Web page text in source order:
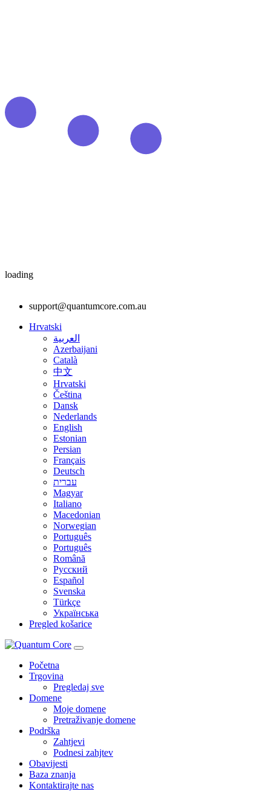
loading
support@quantumcore.com.au
Hrvatski
العربية
Azerbaijani
Català
中文
Hrvatski
Čeština
Dansk
Nederlands
English
Estonian
Persian
Français
Deutsch
עברית
Magyar
Italiano
Macedonian
Norwegian
Português
Português
Română
Русский
Español
Svenska
Türkçe
Українська
Pregled košarice
Početna
Trgovina
Pregledaj sve
Domene
Moje domene
Pretraživanje domene
Podrška
Zahtjevi
Podnesi zahjtev
Obavijesti
Baza znanja
Kontaktirajte nas